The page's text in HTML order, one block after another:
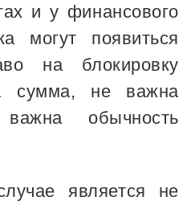
и у финансового
могут появиться
на блокировку
сумма, не важна
обычность
является не